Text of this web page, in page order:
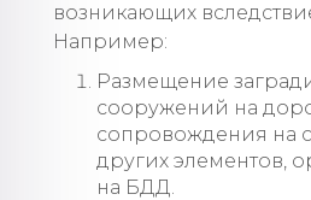
возникающих
Например:
Размещение
сооружений на
сопровождения на
других элементов,
на БДД.